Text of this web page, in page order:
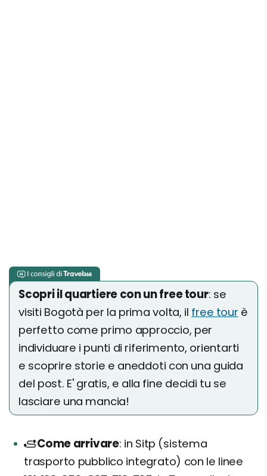
Scopri il quartiere con un free tour: se
visiti Bogotà per la prima volta, il free tour è
perfetto come primo approccio, per
individuare i punti di riferimento, orientarti
e scoprire storie e aneddoti con una guida
del post. E' gratis, e alla fine decidi tu se
lasciare una mancia!
Come arrivare in Sitp (sistema
trasporto pubblico integrato) con le linee